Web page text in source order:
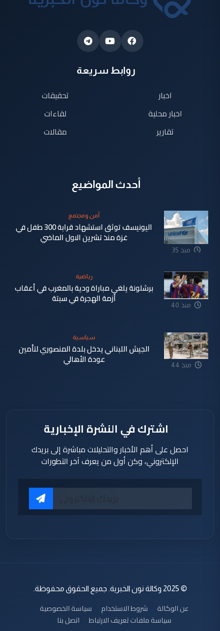
روابط سريعة
اخبار
اخبار محلية
تقارير
تحقيقات
لقاءات
مقالات
أحدث المواضيع
منذ 35
أمن ومجتمع
اليونيسف توثق استشهاد قرابة 300 طفل في
غزة منذ تشرين الاول الماضي
منذ 40
رياضية
برشلونة يلغي مباراة ودية بالمغرب في أعقاب
أزمة الهجرة في سبتة
منذ 44
سياسية
الجيش اللبناني يدخل بلدة المنصوري لتأمين
عودة الأهالي
اشترك في النشرة الإخبارية
احصل على أهم الأخبار والتحليلات مباشرة إلى بريدك
الإلكتروني، وكن أول من يعرف آخر التطورات
© 2025 وكالة نون الخبرية. جميع الحقوق محفوظة.
عن الوكالة شروط الاستخدام
سياسة الخصوصية
سياسة ملفات تعريف الارتباط
اتصل بنا